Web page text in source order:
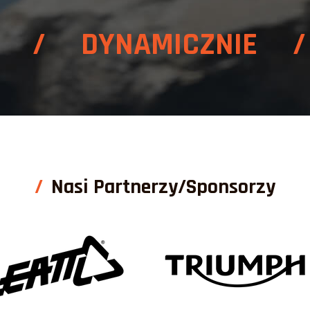
/ DYNAMICZNIE /
Nasi Partnerzy/Sponsorzy